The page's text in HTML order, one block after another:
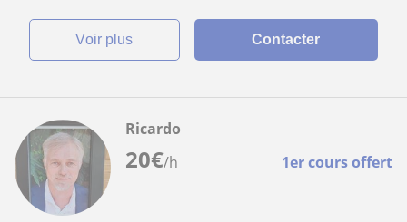
voir plus Contacter
20€/h 1er cours offert
Ricardo